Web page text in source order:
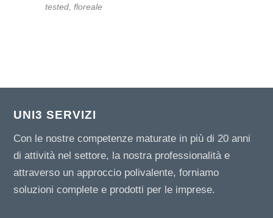
tested, floreale
UNI3 SERVIZI
Con le nostre competenze maturate in più di 20 anni
di attività nel settore, la nostra professionalità e
attraverso un approccio polivalente, forniamo
soluzioni complete e prodotti per le imprese.